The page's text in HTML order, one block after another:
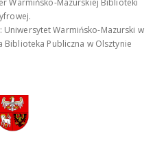
Warmińsko-Mazurskiej Biblioteki
Uniwersytet Warmińsko-Mazurski w
Biblioteka Publiczna w Olsztynie